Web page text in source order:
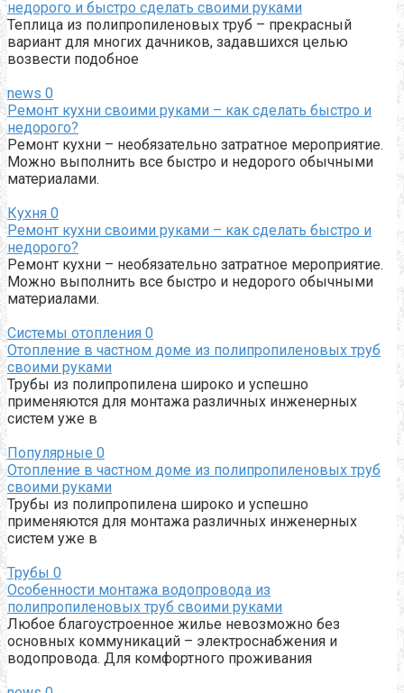
недорого и быстро сделать своими руками
Теплица из полипропиленовых труб – прекрасный
вариант для многих дачников, задавшихся целью
возвести подобное
news 0
Ремонт кухни своими руками – как сделать быстро и
недорого?
Ремонт кухни – необязательно затратное мероприятие.
Можно выполнить все быстро и недорого обычными
материалами.
Кухня 0
Ремонт кухни своими руками – как сделать быстро и
недорого?
Ремонт кухни – необязательно затратное мероприятие.
Можно выполнить все быстро и недорого обычными
материалами.
Системы отопления 0
Отопление в частном доме из полипропиленовых труб
своими руками
Трубы из полипропилена широко и успешно
применяются для монтажа различных инженерных
систем уже в
Популярные 0
Отопление в частном доме из полипропиленовых труб
своими руками
Трубы из полипропилена широко и успешно
применяются для монтажа различных инженерных
систем уже в
Трубы 0
Особенности монтажа водопровода из
полипропиленовых труб своими руками
Любое благоустроенное жилье невозможно без
основных коммуникаций – электроснабжения и
водопровода. Для комфортного проживания